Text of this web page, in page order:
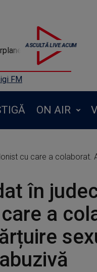
- Airplanes
FM
ON AIR
cu care a
în
a